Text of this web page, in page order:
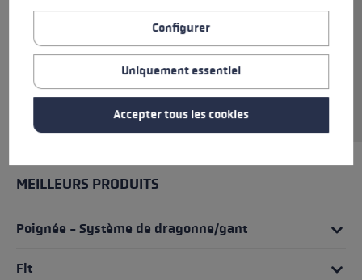
système Trigger 3D, vous pouvez clipser votre
bâton en quelques secondes et avoir une
liaison directe entre le gant et le bâton, pour
une transmission de puissance maximale. Le
Cuff Pull vous permet d'enfiler le gant
facilement sur la dragonne.
MEILLEURS PRODUITS
Poignée - Système de dragonne/gant
Fit
Configurer
Uniquement essentiel
Accepter tous les cookies